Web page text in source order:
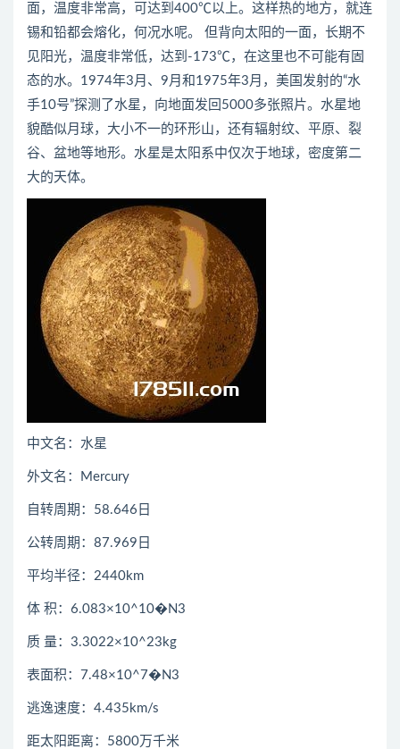
面，温度非常高，可达到400℃以上。这样热的地方，就连
锡和铅都会熔化，何况水呢。 但背向太阳的一面，长期不
见阳光，温度非常低，达到-173℃，在这里也不可能有固
态的水。1974年3月、9月和1975年3月，美国发射的“水
手10号”探测了水星，向地面发回5000多张照片。水星地
貌酷似月球，大小不一的环形山，还有辐射纹、平原、裂
谷、盆地等地形。水星是太阳系中仅次于地球，密度第二
大的天体。
中文名：水星
外文名：Mercury
自转周期：58.646日
公转周期：87.969日
平均半径：2440km
体 积：6.083×10^10�N3
质 量：3.3022×10^23kg
表面积：7.48×10^7�N3
逃逸速度：4.435km/s
距太阳距离：5800万千米